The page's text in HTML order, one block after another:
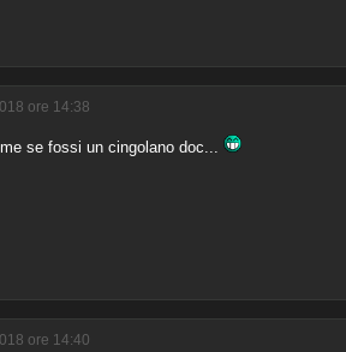
ore 14:38
se fossi un cingolano doc...
ore 14:40